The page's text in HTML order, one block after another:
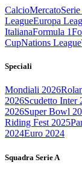
CalcioMercato
LeagueEuropa
ItalianaFormula 1
CupNations League
Speciali
Mondiali 2026
2026Scudetto Inter
2026Super Bowl
Riding Fest 2025
2024Euro 2024
Squadra Serie A